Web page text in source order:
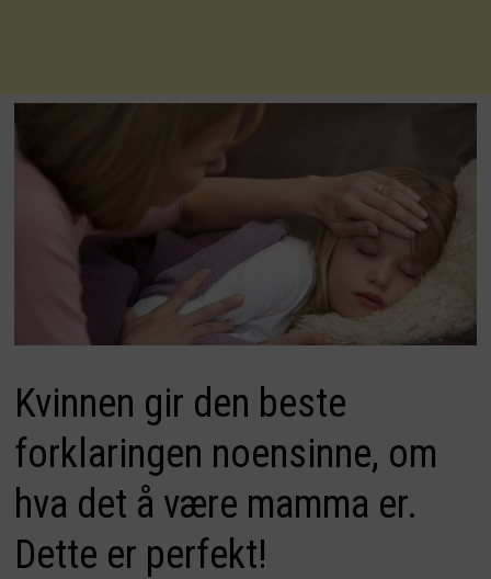
Kvinnen gir den beste
forklaringen noensinne, om
hva det å være mamma er.
Dette er perfekt!